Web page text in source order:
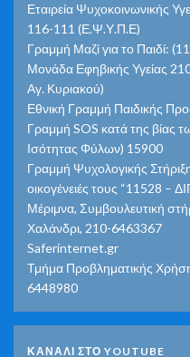
Εταιρεία Ψυχοκοινωνικής
116-111 (Ε.Ψ.Υ.Π.Ε)
Γραμμή Μαζί για το Παιδί:
Μονάδα Εφηβικής Υγείας
Αγ. Κυριακού)
Εθνική Γραμμή Παιδικής
Γραμμή SOS κατά της βίας
Ισότητας Φύλων) 15900
Γραμμή Ψυχολογικής
οικογένειές τους “11528 –
Μέριμνα, Συμβουλευτική
Χαλάνδρι, 210-6463367
Saferinternet.gr
Τμήμα Προβληματικής
6448980
ΚΑΝΑΛΙ ΣΤΟ YOUTUBE